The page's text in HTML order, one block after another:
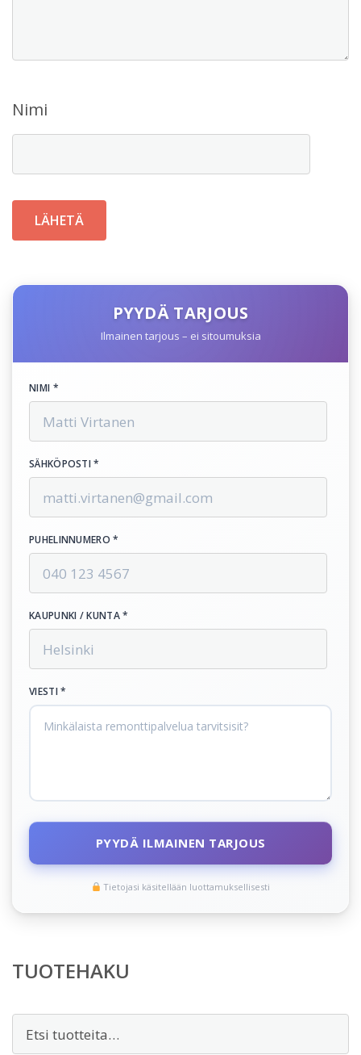
Nimi
PYYDÄ TARJOUS
Ilmainen tarjous – ei sitoumuksia
NIMI *
SÄHKÖPOSTI *
PUHELINNUMERO *
KAUPUNKI / KUNTA *
VIESTI *
PYYDÄ ILMAINEN TARJOUS
Tietojasi käsitellään luottamuksellisesti
TUOTEHAKU